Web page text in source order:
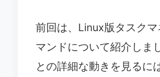
前回は、Linux版タスク
マンドについて紹介しま
との詳細な動きを見るに